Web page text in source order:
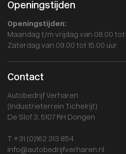
Openingstijden
Openingstijden:
Maandag t/m vrijdag van 08.00 tot
Zaterdag van 09.00 tot 15.00 uur
Contact
Autobedrijf Verharen
(Industrieterrein Tichelrijt)
De Slof 3, 5107 RH Dongen
T +31 (0)162 313 854
info@autobedrijfverharen.nl